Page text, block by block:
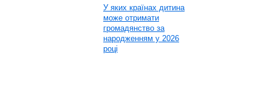
У яких країнах дитина
може отримати
громадянство за
народженням у 2026
році